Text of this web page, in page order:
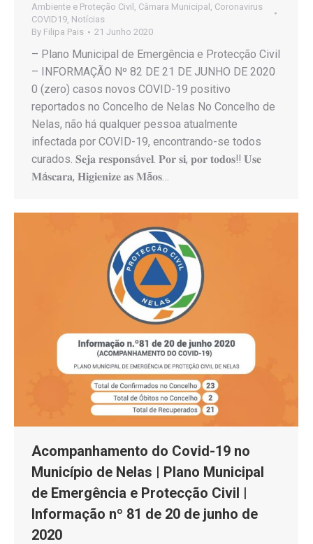
Ambiente e Proteção Civil Câmara Municipal Coronavirus
COVID19 Notícias
By Filipa Pais 21 Junho 2020
– Plano Municipal de Emergência e Protecção Civil
– INFORMAÇÃO Nº 82 DE 21 DE JUNHO DE 2020
0 (zero) casos novos COVID-19 positivo
reportados no Concelho de Nelas No Concelho de
Nelas, não há qualquer pessoa atualmente
infectada por COVID-19, encontrando-se todos
curados. 𝐒𝐞𝐣𝐚 𝐫𝐞𝐬𝐩𝐨𝐧𝐬á𝐯𝐞𝐥. 𝐏𝐨𝐫 𝐬𝐢, 𝐩𝐨𝐫 𝐭𝐨𝐝𝐨𝐬‼️ 𝐔𝐬𝐞
𝐌á𝐬𝐜𝐚𝐫𝐚, 𝐇𝐢𝐠𝐢𝐞𝐧𝐢𝐳𝐞 𝐚𝐬 𝐌ã𝐨𝐬…
Acompanhamento do Covid-19 no
Município de Nelas | Plano Municipal
de Emergência e Protecção Civil |
Informação nº 81 de 20 de junho de
2020